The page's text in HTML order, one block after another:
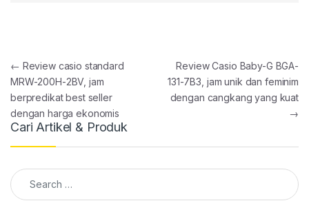
Post navigation
← Review casio standard
MRW-200H-2BV, jam
berpredikat best seller
dengan harga ekonomis
Review Casio Baby-G BGA-
131-7B3, jam unik dan feminim
dengan cangkang yang kuat
→
Cari Artikel & Produk
Search for: